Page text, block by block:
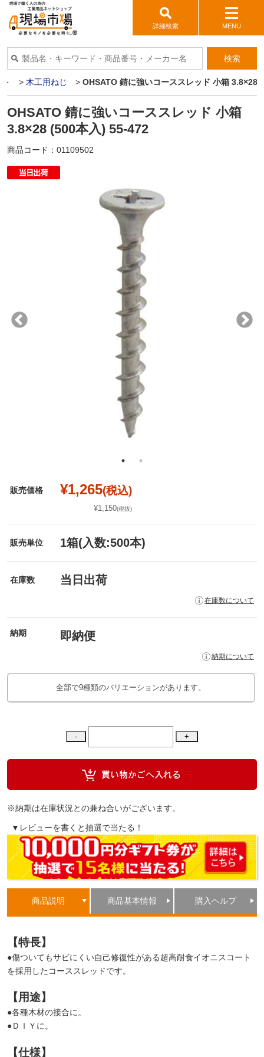
詳細検索 MENU
検索
> 木工用ねじ > OHSATO 錆に強いコーススレッド 小箱 3.8×28
OHSATO 錆に強いコーススレッド 小箱
3.8×28 (500本入) 55-472
商品コード： 01109502
販売価格 ¥1,265(税込)
¥1,150(税抜)
販売単位 1箱(入数:500本)
在庫数 当日出荷
在庫数について
納期 即納便
納期について
全部で9種類のバリエーションがあります。
※納期は在庫状況との兼ね合いがございます。
▼レビューを書くと抽選で当たる！
商品説明 商品基本情報 購入ヘルプ
【特長】
●傷ついてもサビにくい自己修復性がある超高耐食イオニスコート
を採用したコーススレッドです。
【用途】
●各種木材の接合に。
●ＤＩＹに。
【仕様】